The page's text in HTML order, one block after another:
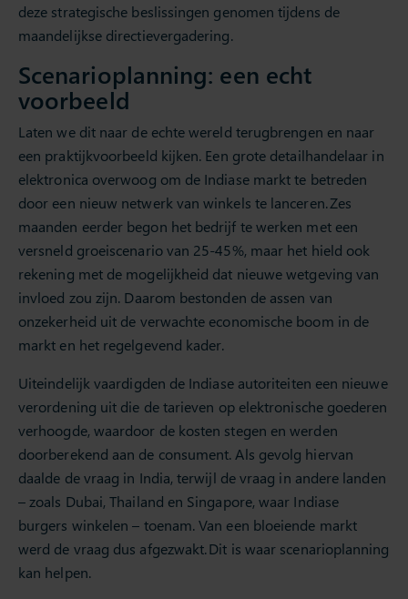
deze strategische beslissingen genomen tijdens de
maandelijkse directievergadering.
Scenarioplanning: een echt
voorbeeld
Laten we dit naar de echte wereld terugbrengen en naar
een praktijkvoorbeeld kijken. Een grote detailhandelaar in
elektronica overwoog om de Indiase markt te betreden
door een nieuw netwerk van winkels te lanceren. Zes
maanden eerder begon het bedrijf te werken met een
versneld groeiscenario van 25-45%, maar het hield ook
rekening met de mogelijkheid dat nieuwe wetgeving van
invloed zou zijn. Daarom bestonden de assen van
onzekerheid uit de verwachte economische boom in de
markt en het regelgevend kader.
Uiteindelijk vaardigden de Indiase autoriteiten een nieuwe
verordening uit die de tarieven op elektronische goederen
verhoogde, waardoor de kosten stegen en werden
doorberekend aan de consument. Als gevolg hiervan
daalde de vraag in India, terwijl de vraag in andere landen
– zoals Dubai, Thailand en Singapore, waar Indiase
burgers winkelen – toenam. Van een bloeiende markt
werd de vraag dus afgezwakt. Dit is waar scenarioplanning
kan helpen.